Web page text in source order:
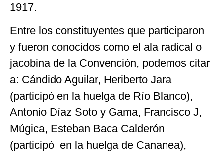
1917.
Entre los constituyentes que participaron
y fueron conocidos como el ala radical o
jacobina de la Convención, podemos citar
a: Cándido Aguilar, Heriberto Jara
(participó en la huelga de Río Blanco),
Antonio Díaz Soto y Gama, Francisco J,
Múgica, Esteban Baca Calderón
(participó en la huelga de Cananea),